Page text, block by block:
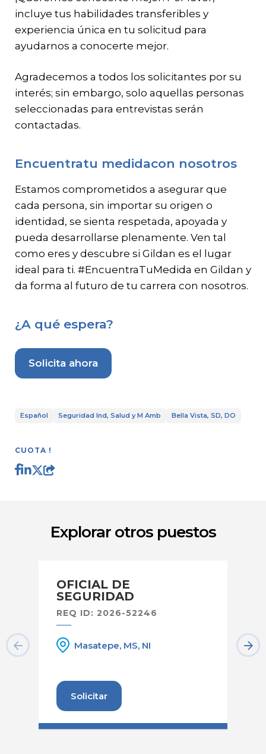
Español Seguridad Ind, Salud y M Amb Bella Vista, SD, DO
CUOTA !
incluye tus habilidades transferibles y
experiencia única en tu solicitud para
ayudarnos a conocerte mejor.
Agradecemos a todos los solicitantes por su
interés; sin embargo, solo aquellas personas
seleccionadas para entrevistas serán
contactadas.
Encuentratu medidacon nosotros
Estamos comprometidos a asegurar que
cada persona, sin importar su origen o
identidad, se sienta respetada, apoyada y
pueda desarrollarse plenamente. Ven tal
como eres y descubre si Gildan es el lugar
ideal para ti. #EncuentraTuMedida en Gildan y
da forma al futuro de tu carrera con nosotros.
¿A qué espera?
Solicita ahora
Explorar otros puestos
OFICIAL DE
SEGURIDAD
REQ ID: 2026-52246
Masatepe, MS, NI
Solicitar